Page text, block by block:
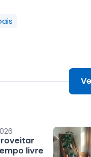
livre